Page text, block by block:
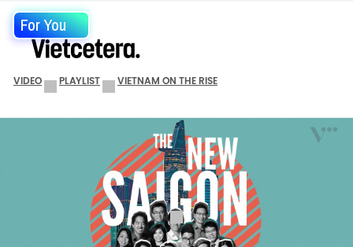
For You
VIDEO PLAYLIST VIETNAM ON THE RISE